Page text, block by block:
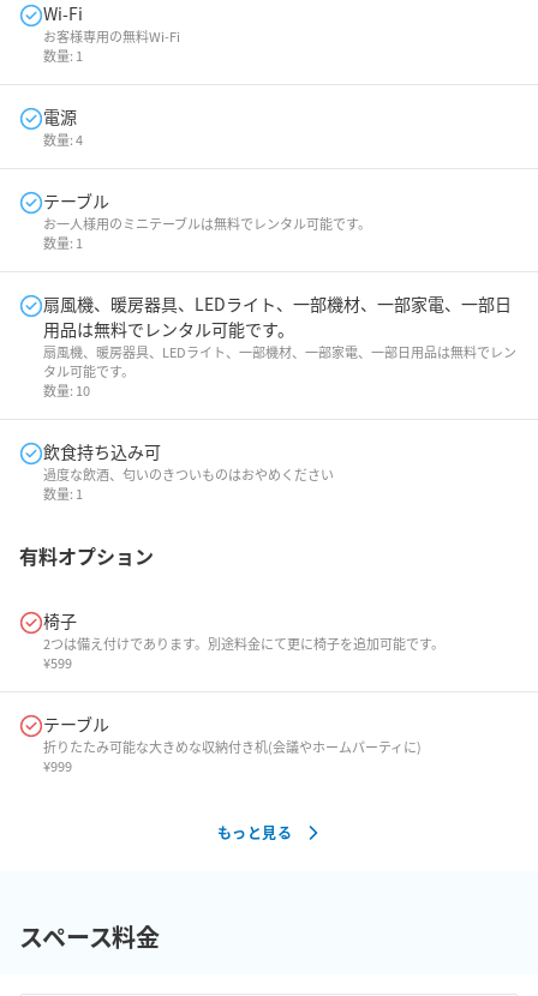
Wi-Fi
お客様専用の無料Wi-Fi
数量: 1
電源
数量:4
テーブル
お一人様用のミニテーブルは無料でレンタル可能です。
数量: 1
扇風機、暖房器具、LEDライト、一部機材、一部家電、一部日
用品は無料でレンタル可能です。
扇風機、暖房器具、LEDライト、一部機材、一部家電、一部日用品は無料でレン
タル可能です。
数量: 10
飲食持ち込み可
過度な飲酒、匂いのきついものはおやめください
数量: 1
有料オプション
椅子
2つは備え付けであります。別途料金にて更に椅子を追加可能です。
¥599
テーブル
折りたたみ可能な大きめな収納付き机(会議やホームパーティに)
¥999
もっと見る
スペース料金